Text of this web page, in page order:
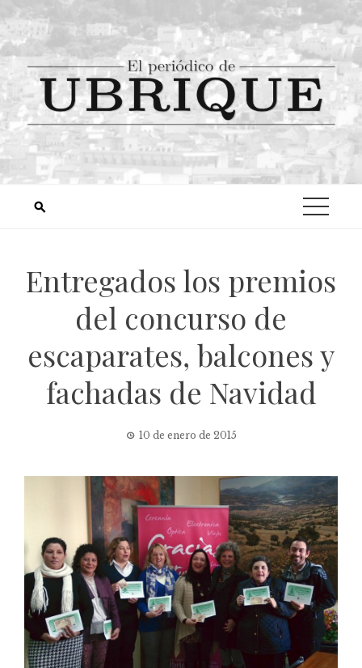
Entregados los premios
del concurso de
escaparates, balcones y
fachadas de Navidad
10 de enero de 2015